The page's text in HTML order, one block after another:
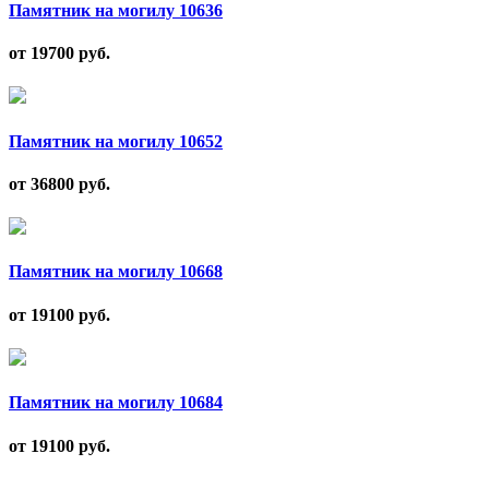
Памятник на могилу 10636
от 19700 руб.
Памятник на могилу 10652
от 36800 руб.
Памятник на могилу 10668
от 19100 руб.
Памятник на могилу 10684
от 19100 руб.